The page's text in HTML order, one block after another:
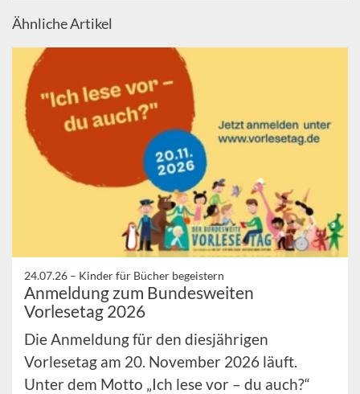
Ähnliche Artikel
24.07.26 – Kinder für Bücher begeistern
Anmeldung zum Bundesweiten
Vorlesetag 2026
Die Anmeldung für den diesjährigen
Vorlesetag am 20. November 2026 läuft.
Unter dem Motto „Ich lese vor – du auch?“